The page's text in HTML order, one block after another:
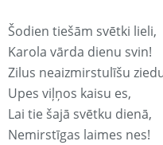
Šodien tiešām svētki lieli,
Karola vārda dienu svin!
Zilus neaizmirstulīšu
Upes viļņos kaisu es,
Lai tie šajā svētku dienā,
Nemirstīgas laimes nes!